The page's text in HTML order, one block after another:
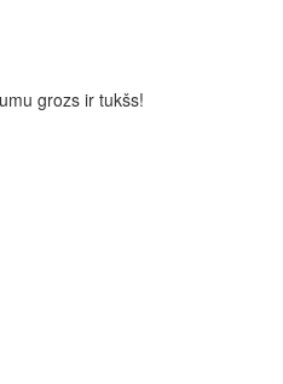
grozs ir tukšs!